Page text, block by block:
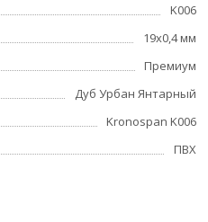
K006
19x0,4 мм
Премиум
Дуб Урбан Янтарный
Kronospan K006
ПВХ